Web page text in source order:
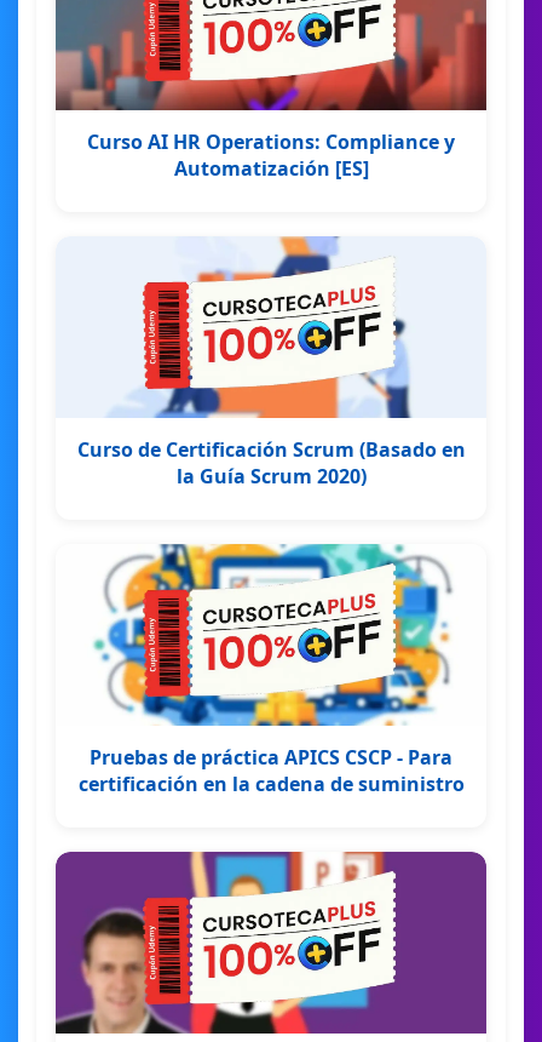
Curso AI HR Operations: Compliance y
Automatización [ES]
Curso de Certificación Scrum (Basado en
la Guía Scrum 2020)
Pruebas de práctica APICS CSCP - Para
certificación en la cadena de suministro